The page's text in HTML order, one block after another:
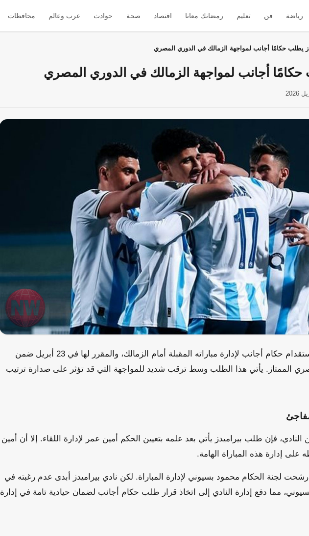
رياضة فن تعليم رمضانك معانا اقتصاد صحة حوادث عرب وعالم محافظات
يطلب حكامًا أجانب لمواجهة الزمالك في الدوري المصري
حكامًا أجانب لمواجهة الزمالك في الدوري المصري
طلب نادي بيراميدز استقدام حكام أجانب لإدارة مباراته المقبلة أمام الزمالك، والمقرر لها في 23 أبريل ضمن
الممتاز. يأتي هذا الطلب وسط ترقب شديد للمواجهة التي قد تؤثر على صدارة ترتيب
فإن طلب بيراميدز يأتي بعد علمه بتعيين الحكم أمين عمر لإدارة اللقاء. إلا أن أمين
إدارة هذه المباراة الهامة.
لجنة الحكام محمود بسيوني لإدارة المباراة. لكن نادي بيراميدز أبدى عدم رغبته في
مما دفع إدارة النادي إلى اتخاذ قرار طلب حكام أجانب لضمان حيادية تامة في إدارة